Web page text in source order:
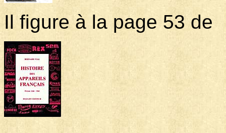
Il figure à la page 53 de